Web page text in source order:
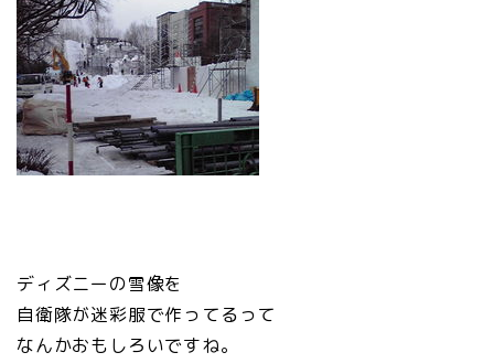
ディズニーの雪像を
自衛隊が迷彩服で作ってるって
なんかおもしろいですね。